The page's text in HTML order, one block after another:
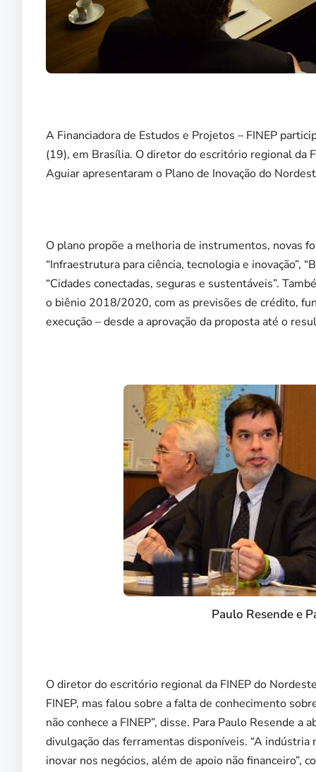
A Financiadora de Estudos e Projetos – FINEP
(19), em Brasília. O diretor do escritório regional da
Aguiar apresentaram o Plano de Inovação do
O plano propõe a melhoria de instrumentos, novas
“Infraestrutura para ciência, tecnologia e inovação”,
“Cidades conectadas, seguras e sustentáveis”.
o biênio 2018/2020, com as previsões de crédito,
execução – desde a aprovação da proposta até o
Paulo Resende e
O diretor do escritório regional da FINEP do
FINEP, mas falou sobre a falta de conhecimento
não conhece a FINEP”, disse. Para Paulo Resende
divulgação das ferramentas disponíveis. “A
inovar nos negócios, além de apoio não financeiro”,